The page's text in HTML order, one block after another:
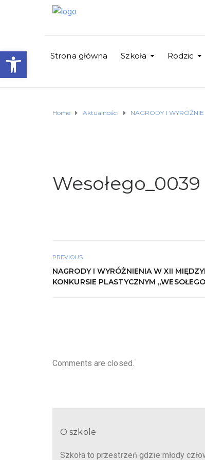
Strona główna Szkoła Rodzic
Home Aktualności NAGRODY I
Wesołego_0039
PREVIOUS
NAGRODY I WYRÓŻNIENIA W XII
KONKURSIE PLASTYCZNYM
Comments are closed.
O szkole
Szkoła to przestrzeń gdzie młody
Otwórz pasek narzędzi